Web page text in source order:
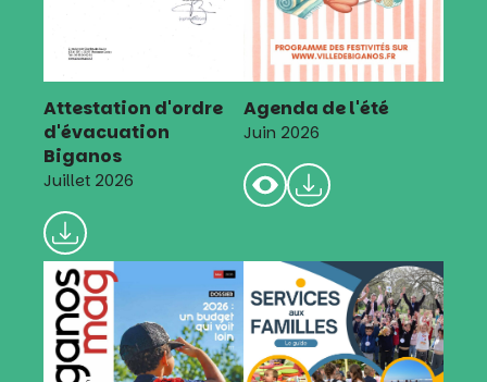
Attestation d'ordre
d'évacuation
Biganos
Juillet 2026
Agenda de l'été
Juin 2026